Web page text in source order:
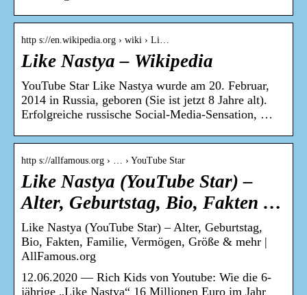
http s://en.wikipedia.org › wiki › Li…
Like Nastya – Wikipedia
YouTube Star Like Nastya wurde am 20. Februar,
2014 in Russia, geboren (Sie ist jetzt 8 Jahre alt).
Erfolgreiche russische Social-Media-Sensation, …
http s://allfamous.org › … › YouTube Star
Like Nastya (YouTube Star) –
Alter, Geburtstag, Bio, Fakten …
Like Nastya (YouTube Star) – Alter, Geburtstag,
Bio, Fakten, Familie, Vermögen, Größe & mehr |
AllFamous.org
12.06.2020 — Rich Kids von Youtube: Wie die 6-
jährige „Like Nastya“ 16 Millionen Euro im Jahr